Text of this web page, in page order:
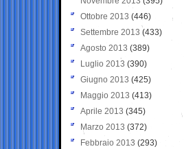
Ottobre 2013 (446)
Settembre 2013 (433)
Agosto 2013 (389)
Luglio 2013 (390)
Giugno 2013 (425)
Maggio 2013 (413)
Aprile 2013 (345)
Marzo 2013 (372)
Febbraio 2013 (293)